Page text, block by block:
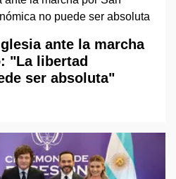
ante la marcha
"La libertad
ser absoluta"